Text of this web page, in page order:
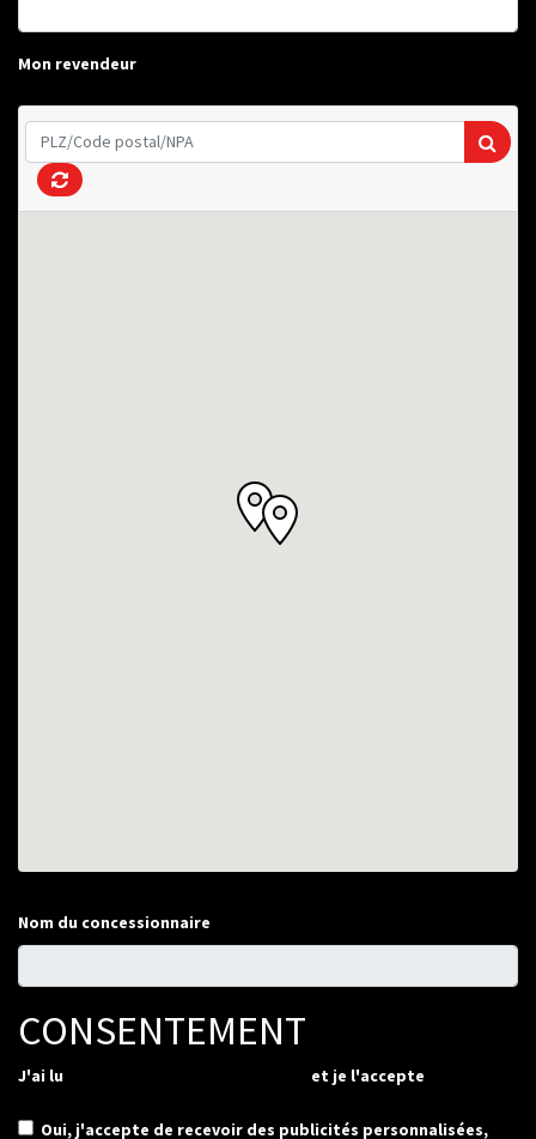
Mon revendeur
Nom du concessionnaire
CONSENTEMENT
J'ai lu et je l'accepte
Oui, j'accepte de recevoir des publicités personnalisées,